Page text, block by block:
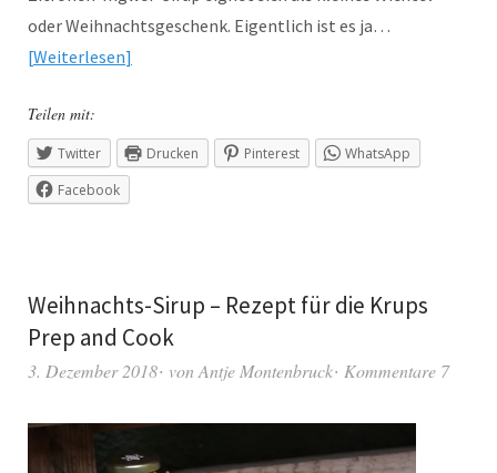
oder Weihnachtsgeschenk. Eigentlich ist es ja…
Weiterlesen
Teilen mit:
Twitter Drucken Pinterest
WhatsApp
Facebook
Weihnachts-Sirup – Rezept für die Krups
Prep and Cook
3. Dezember 2018 vonAntje Montenbruck Kommentare 7